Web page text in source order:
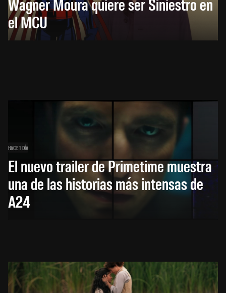
el MCU
HACE 1 DÍA
El nuevo trailer de Primetime muestra
una de las historias más intensas de
A24